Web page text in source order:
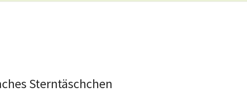
Sterntäschchen